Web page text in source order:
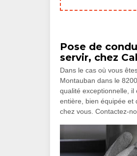
Pose de
servir, chez
Dans le cas où vous
Montauban dans le
qualité exceptionnelle,
entière, bien équipée et
chez vous. Contactez-